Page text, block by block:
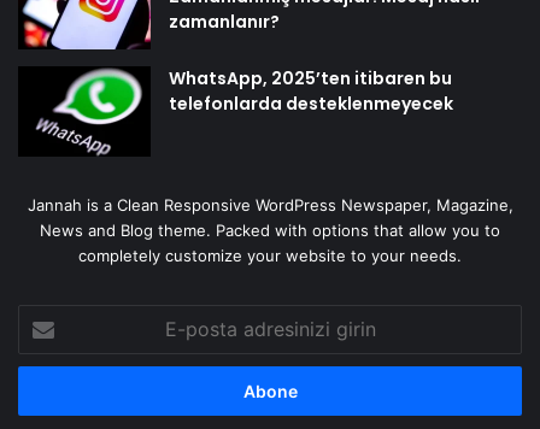
zamanlanır?
WhatsApp, 2025’ten itibaren bu
telefonlarda desteklenmeyecek
Jannah is a Clean Responsive WordPress Newspaper, Magazine,
News and Blog theme. Packed with options that allow you to
completely customize your website to your needs.
posta
adresinizi